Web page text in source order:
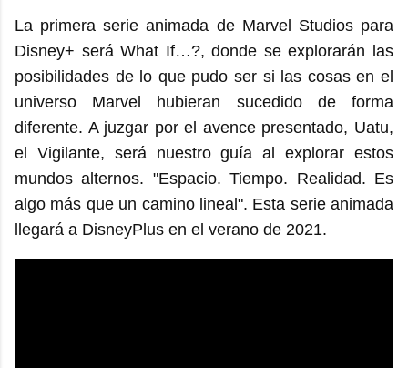
La primera serie animada de Marvel Studios para
Disney+ será What If…?, donde se explorarán las
posibilidades de lo que pudo ser si las cosas en el
universo Marvel hubieran sucedido de forma
diferente. A juzgar por el avence presentado, Uatu,
el Vigilante, será nuestro guía al explorar estos
mundos alternos. "Espacio. Tiempo. Realidad. Es
algo más que un camino lineal". Esta serie animada
llegará a DisneyPlus en el verano de 2021.